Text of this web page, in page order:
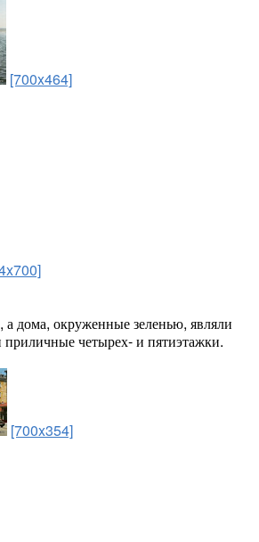
[700x464]
а дома, окруженные зеленью, являли
приличные четырех- и пятиэтажки.
[700x354]